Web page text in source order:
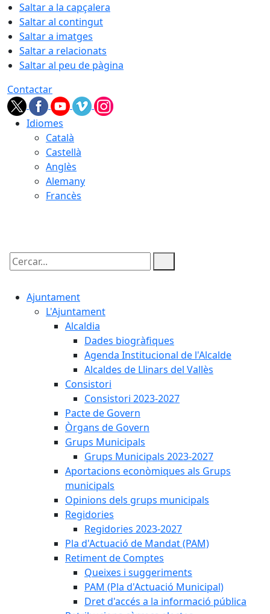
Saltar a la capçalera
Saltar al contingut
Saltar a imatges
Saltar a relacionats
Saltar al peu de pàgina
Contactar
Idiomes
Català
Castellà
Anglès
Alemany
Francès
Cercar:
Ajuntament
L'Ajuntament
Alcaldia
Dades biogràfiques
Agenda Institucional de l'Alcalde
Alcaldes de Llinars del Vallès
Consistori
Consistori 2023-2027
Pacte de Govern
Òrgans de Govern
Grups Municipals
Grups Municipals 2023-2027
Aportacions econòmiques als Grups
municipals
Opinions dels grups municipals
Regidories
Regidories 2023-2027
Pla d'Actuació de Mandat (PAM)
Retiment de Comptes
Queixes i suggeriments
PAM (Pla d'Actuació Municipal)
Dret d'accés a la informació pública